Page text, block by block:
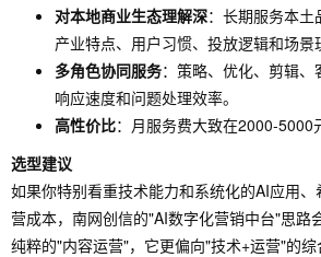
对本地商业生态理解深：长期服务本
产业特点、用户习惯、投放逻辑和场景
多角色协同服务：策略、优化、剪辑
响应速度和问题处理效率。
高性价比：月服务费大致在2000-5000
选型建议
如果你特别看重技术能力和系统化的AI应用
营成本，南网创信的"AI数字化营销中台"思路
纯粹的"内容运营"，它更偏向"技术+运营"的